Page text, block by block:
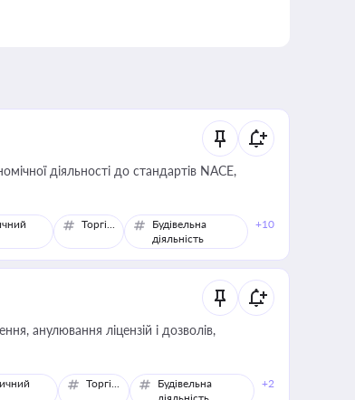
діяльності до стандартів NACE,
Торгівля
Будівельна
діяльність
+10
анулювання ліцензій і дозволів,
Торгівля
Будівельна
+2